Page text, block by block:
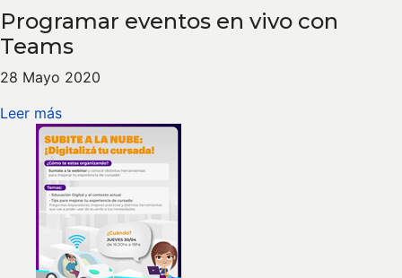
Programar eventos en vivo con
Teams
28 Mayo 2020
Leer más